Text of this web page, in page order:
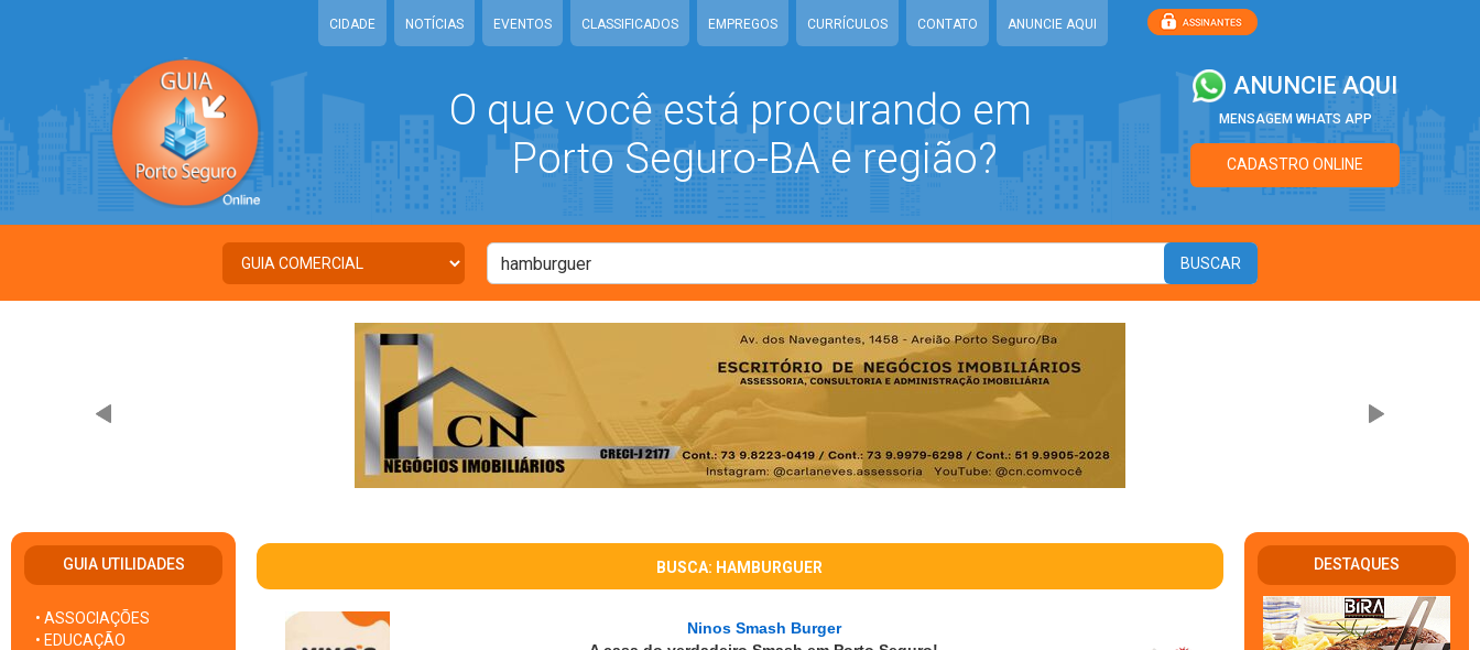
CIDADE NOTÍCIAS EVENTOS CLASSIFICADOS EMPREGOS CURRÍCULOS CONTATO ANUNCIE AQUI
O que você está procurando em
Porto Seguro-BA e região?
ANUNCIE AQUI
MENSAGEM WHATS APP
CADASTRO ONLINE
GUIA UTILIDADES
• ASSOCIAÇÕES
• EDUCAÇÃO
BUSCA: HAMBURGUER
Ninos Smash Burger
DESTAQUES